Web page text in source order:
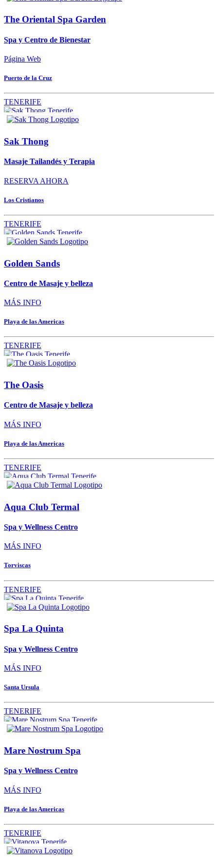
The Oriental Spa Garden
Spa y Centro de Bienestar
Página Web
Puerto de la Cruz
TENERIFE
Sak Thong
Masaje Tailandés y Terapia
RESERVA AHORA
Los Cristianos
TENERIFE
Golden Sands
Centro de Masaje y belleza
MÁS INFO
Playa de las Americas
TENERIFE
The Oasis
Centro de Masaje y belleza
MÁS INFO
Playa de las Americas
TENERIFE
Aqua Club Termal
Spa y Wellness Centro
MÁS INFO
Torviscas
TENERIFE
Spa La Quinta
Spa y Wellness Centro
MÁS INFO
Santa Ursula
TENERIFE
Mare Nostrum Spa
Spa y Wellness Centro
MÁS INFO
Playa de las Americas
TENERIFE